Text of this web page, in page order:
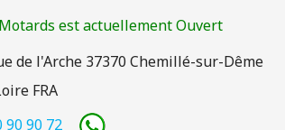
est actuellement Ouvert
de l'Arche 37370 Chemillé-sur-Dême
FRA
90 90 72